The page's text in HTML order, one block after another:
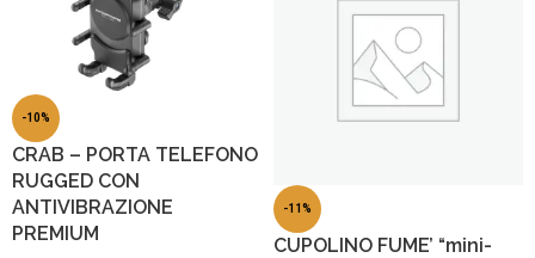
-10%
CRAB – PORTA TELEFONO
RUGGED CON
ANTIVIBRAZIONE
PREMIUM
-11%
CUPOLINO FUME’ “mini-